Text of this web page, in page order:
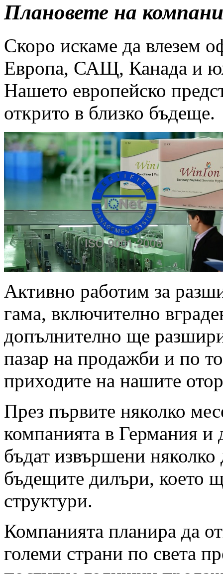
Плановете на
Скоро искаме да влезем
Европа, САЩ, Канада и
Нашето европейско
открито в близко бъдеще.
Активно работим за
гама, включително
допълнително ще
пазар на продажби и по
приходите на нашите
През първите няколко
компанията в Германия и
бъдат извършени няколко
бъдещите дилъри, което
структури.
Компанията планира да
големи страни по света